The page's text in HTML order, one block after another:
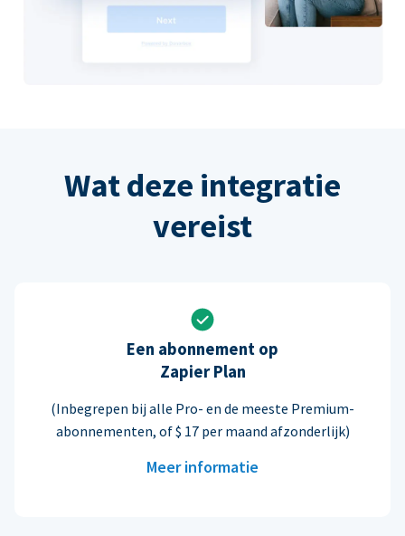
Wat deze integratie
vereist
Een abonnement op
Zapier Plan
(Inbegrepen bij alle Pro- en de meeste Premium-
abonnementen, of $ 17 per maand afzonderlijk)
Meer informatie